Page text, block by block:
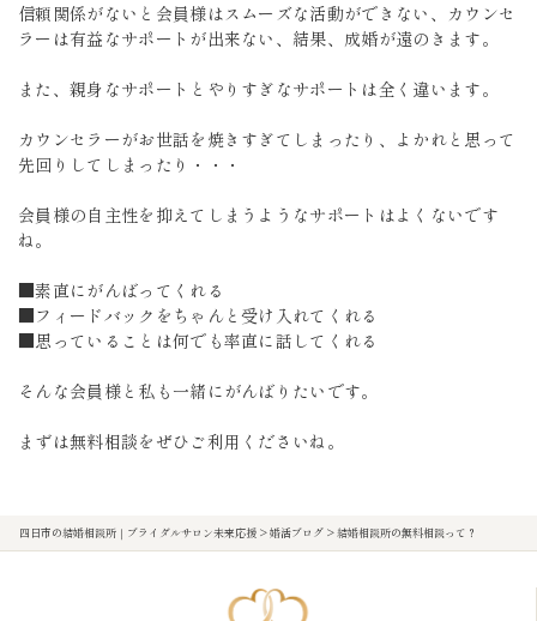
信頼関係がないと会員様はスムーズな活動ができない、カウンセ
ラーは有益なサポートが出来ない、結果、成婚が遠のきます。
また、親身なサポートとやりすぎなサポートは全く違います。
カウンセラーがお世話を焼きすぎてしまったり、よかれと思って
先回りしてしまったり・・・
会員様の自主性を抑えてしまうようなサポートはよくないです
ね。
■素直にがんばってくれる
■フィードバックをちゃんと受け入れてくれる
■思っていることは何でも率直に話してくれる
そんな会員様と私も一緒にがんばりたいです。
まずは無料相談をぜひご利用くださいね。
四日市の結婚相談所｜ブライダルサロン未来応援>婚活ブログ>結婚相談所の無料相談って？